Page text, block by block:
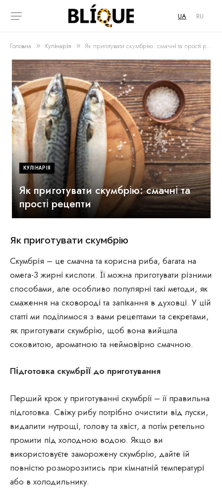
UA RU
Головна » Кулінарія » Як приготувати скумбрію: смачні та прості рецепти
КУЛІНАРІЯ
Як приготувати скумбрію: смачні та
прості рецепти
Як приготувати скумбрію
Скумбрія – це смачна та корисна риба, багата на
омега-3 жирні кислоти. Її можна приготувати різними
способами, але особливо популярні такі методи, як
смаження на сковороді та запікання в духовці. У цій
статті ми поділимося з вами рецептами та секретами,
як приготувати скумбрію, щоб вона вийшла
соковитою, ароматною та неймовірно смачною.
Підготовка скумбрії до приготування
Перший крок у приготуванні скумбрії – її правильна
підготовка. Свіжу рибу потрібно очистити від луски,
видалити нутрощі, голову та хвіст, а потім ретельно
промити під холодною водою. Якщо ви
використовуєте заморожену скумбрію, дайте їй
повністю розморозитись при кімнатній температурі
або в холодильнику.